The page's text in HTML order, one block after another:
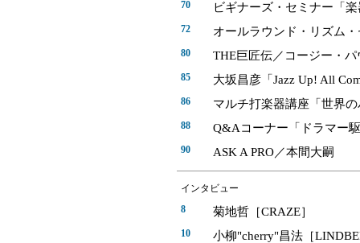
70 ビギナーズ・セミナー「
72 オールラウンド・リズム
80 THE巨匠伝／コージー・パ
85 大坂昌彦「Jazz Up! All
86 マルチ打楽器講座「世界
88 Q&Aコーナー「ドラマー
90 ASK A PRO／本間大嗣
インタビュー
8
菊地哲［CRAZE］
10 小柳"cherry"昌法［